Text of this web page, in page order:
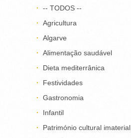
-- TODOS --
Agricultura
Algarve
Alimentação saudável
Dieta mediterrânica
Festividades
Gastronomia
Infantil
Património cultural imaterial